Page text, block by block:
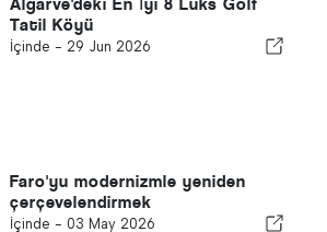
Tatil Köyü
İçinde - 29 Jun 2026
Faro'yu modernizmle yeniden
çerçevelendirmek
İçinde - 03 May 2026